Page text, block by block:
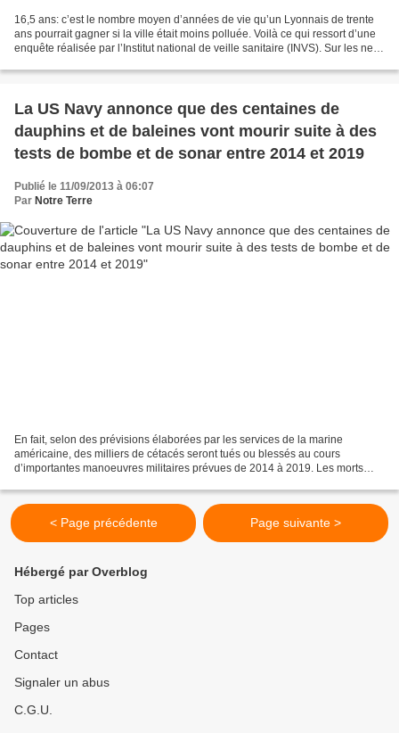
16,5 ans: c’est le nombre moyen d’années de vie qu’un Lyonnais de trente
ans pourrait gagner si la ville était moins polluée. Voilà ce qui ressort d’une
enquête réalisée par l’Institut national de veille sanitaire (INVS). Sur les neuf
La US Navy annonce que des centaines de
dauphins et de baleines vont mourir suite à des
tests de bombe et de sonar entre 2014 et 2019
Publié le 11/09/2013 à 06:07
Par Notre Terre
En fait, selon des prévisions élaborées par les services de la marine
américaine, des milliers de cétacés seront tués ou blessés au cours
d’importantes manoeuvres militaires prévues de 2014 à 2019. Les morts
< Page précédente Page suivante >
Hébergé par Overblog
Top articles
Pages
Contact
Signaler un abus
C.G.U.